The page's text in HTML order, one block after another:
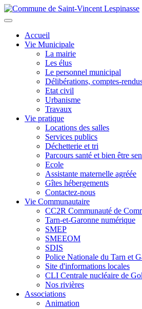
Aller
au
principal
Toggle
navigationAccueil
Vie Municipale
La mairie
Les élus
Le personnel municipal
Délibérations, comptes-
Etat civil
Urbanisme
Travaux
Vie pratique
Locations des salles
Services publics
Déchetterie et tri
Parcours santé et bien être
Ecole
Assistante maternelle agréée
Gîtes hébergements
Contactez-nous
Vie Communautaire
CC2R Communauté de
Tarn-et-Garonne numérique
SMEP
SMEEOM
SDIS
Police Nationale du Tarn et
Site d'informations locales
CLI Centrale nucléaire de
Nos rivières
Associations
Animation